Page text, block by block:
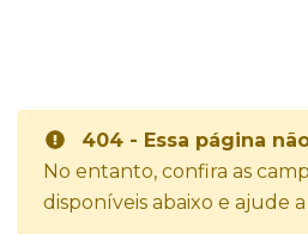
404 - Essa página
No entanto, confira as
disponíveis abaixo e ajude a